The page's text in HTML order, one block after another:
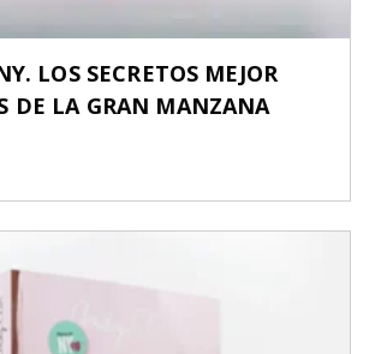
LOS SECRETOS MEJOR
DE LA GRAN MANZANA